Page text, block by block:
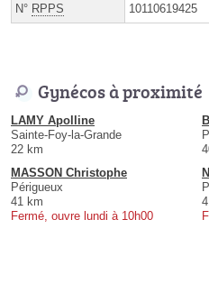
N° RPPS 10110619425
Gynécos à proximité
LAMY Apolline
Sainte-Foy-la-Grande
22 km
MASSON Christophe
Périgueux
41 km
Fermé, ouvre lundi à 10h00